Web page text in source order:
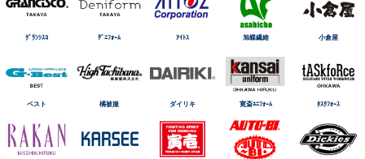
ｸﾞﾗﾝｼｽｺ ﾃﾞﾆﾌｫｰﾑ ｱｲﾄｽ 旭蝶繊維 小倉屋
ベスト 橘被服 ダイリキ 寛斎ﾕﾆﾌｫｰﾑ ﾀｽｸﾌｫｰｽ